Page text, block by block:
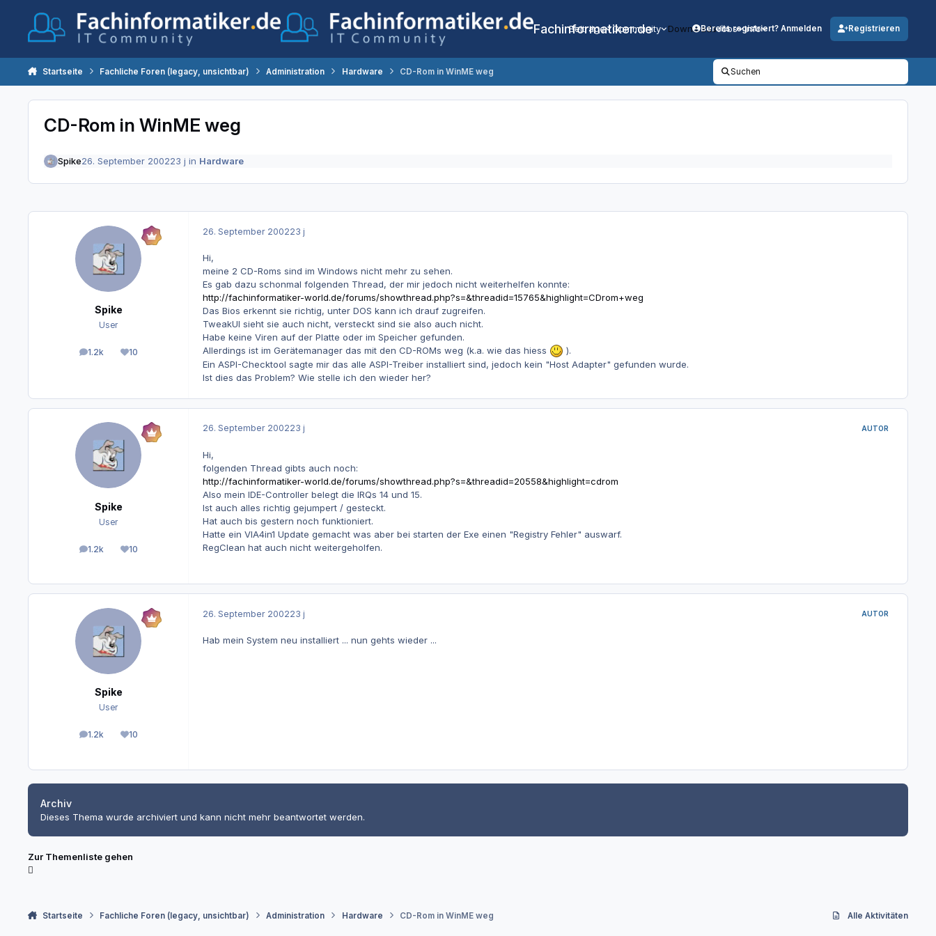
Fachinformatiker.de
Beiträge Community DownloadsJobs Info
Bereits registriert? Anmelden Registrieren
Startseite Fachliche Foren (legacy, unsichtbar) Administration Hardware CD-Rom in WinME weg Suchen
CD-Rom in WinME weg
Spike26. September 200223 j in Hardware
Spike
User
1.2k
Beiträge 10
Reputation
26. September 200223 j
Hi,
meine 2 CD-Roms sind im Windows nicht mehr zu sehen.
Es gab dazu schonmal folgenden Thread, der mir jedoch nicht weiterhelfen konnte:
http://fachinformatiker-world.de/forums/showthread.php?s=&threadid=15765&highlight=CDrom+weg
Das Bios erkennt sie richtig, unter DOS kann ich drauf zugreifen.
TweakUI sieht sie auch nicht, versteckt sind sie also auch nicht.
Habe keine Viren auf der Platte oder im Speicher gefunden.
Allerdings ist im Gerätemanager das mit den CD-ROMs weg (k.a. wie das hiess
).
Ein ASPI-Checktool sagte mir das alle ASPI-Treiber installiert sind, jedoch kein "Host Adapter" gefunden wurde.
Ist dies das Problem? Wie stelle ich den wieder her?
Spike
User
1.2k
Beiträge 10
Reputation
26. September 200223 j AUTOR
Hi,
folgenden Thread gibts auch noch:
http://fachinformatiker-world.de/forums/showthread.php?s=&threadid=20558&highlight=cdrom
Also mein IDE-Controller belegt die IRQs 14 und 15.
Ist auch alles richtig gejumpert / gesteckt.
Hat auch bis gestern noch funktioniert.
Hatte ein VIA4in1 Update gemacht was aber bei starten der Exe einen "Registry Fehler" auswarf.
RegClean hat auch nicht weitergeholfen.
Spike
User
1.2k
Beiträge 10
Reputation
26. September 200223 j AUTOR
Hab mein System neu installiert ... nun gehts wieder ...
Archiv
Dieses Thema wurde archiviert und kann nicht mehr beantwortet werden.
Zur Themenliste gehen
Startseite Fachliche Foren (legacy, unsichtbar) Administration Hardware CD-Rom in WinME weg Alle Aktivitäten